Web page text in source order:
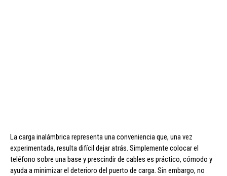
La carga inalámbrica representa una conveniencia que, una vez
experimentada, resulta difícil dejar atrás. Simplemente colocar el
teléfono sobre una base y prescindir de cables es práctico, cómodo y
ayuda a minimizar el deterioro del puerto de carga. Sin embargo, no